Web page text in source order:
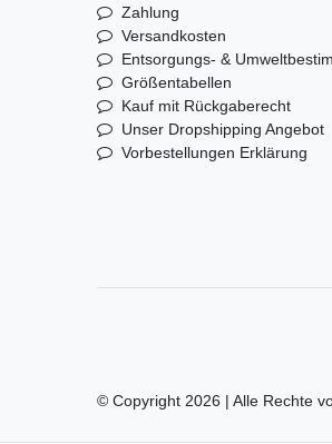
Zahlung
Versandkosten
Entsorgungs- &
Größentabellen
Kauf mit Rückgaberecht
Unser Dropshipping Angebot
Vorbestellungen Erklärung
© Copyright 2026 | Alle Rechte